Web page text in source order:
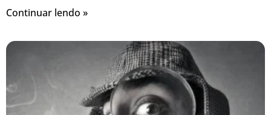
Continuar lendo »